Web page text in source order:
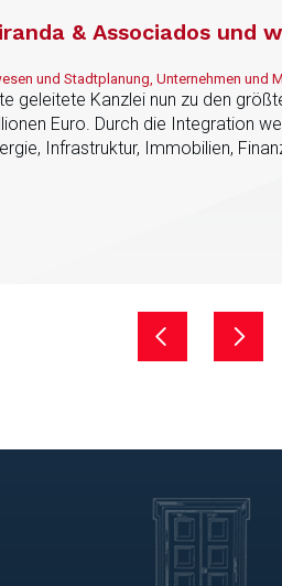
& Associados und
und Stadtplanung, Unternehmen
geleitete Kanzlei nun zu den
Euro. Durch die Integration
Infrastruktur, Immobilien,